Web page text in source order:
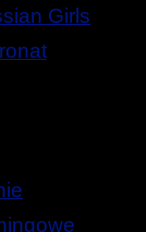
Girls